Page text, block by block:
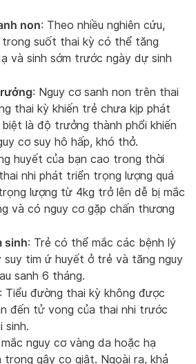
non: Theo nhiều nghiên cứu,
suốt thai kỳ có thể tăng
và sinh sớm trước ngày dự sinh
: Nguy cơ sanh non trên thai
thai kỳ khiến trẻ chưa kịp phát
là độ trưởng thành phổi khiến
cơ suy hô hấp, khó thở.
huyết của bạn cao trong thời
nhi phát triển trọng lượng quá
lượng từ 4kg trở lên dễ bị mắc
và có nguy cơ gặp chấn thương
sinh: Trẻ có thể mắc các bệnh lý
suy tim ứ huyết ở trẻ và tăng nguy
sanh 6 tháng.
: Tiểu đường thai kỳ không được
đến tử vong của thai nhi trước
sinh.
nguy cơ vàng da hoặc hạ
trọng gây co giật. Ngoài ra, khả